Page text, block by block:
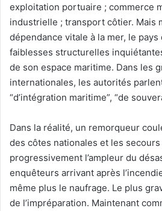
exploitation portuaire ; commerce
industrielle ; transport côtier. Mais
dépendance vitale à la mer, le pays
faiblesses structurelles
de son espace maritime. Dans les
internationales, les autorités parlent
“d’intégration maritime”, “de
Dans la réalité, un remorqueur
des côtes nationales et les
progressivement l’ampleur du
enquêteurs arrivant après
même plus le naufrage. Le plus
de l’impréparation. Maintenant